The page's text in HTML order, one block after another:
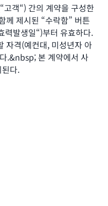
객“) 간의 계약을 구성한
께 제시된 “수락함” 버튼
력발생일“)부터 유효하다.
자격(예컨대, 미성년자 아
.&nbsp; 본 계약에서 사
다.